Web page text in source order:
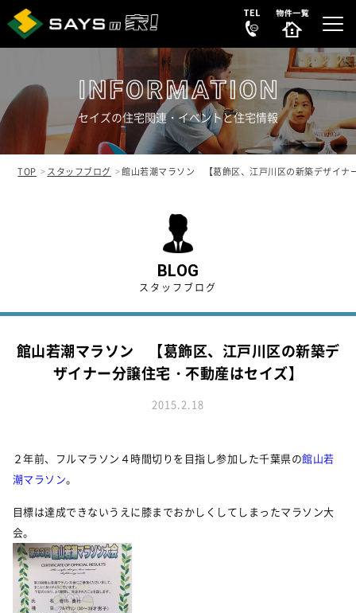
REASON
選ばれる理由
NEW HOUSE
販売中の新築分譲住宅
SECONDHAND
COMPANY
会社案内
お知らせ
新着情報
建築実例
オーナーズボイス
動画ギャラリー
ハウスメイキングラボ
耐震等級3の家づくり
「したまち未来活用」～不動産売却相談室～
プライバシーポリシー
サイトマップ
セイズの住宅関連・イベントと住宅情報
TOP スタッフブログ 館山若潮マラソン 【葛飾区、江戸川区の新築デザイナ
BLOG
スタッフブログ
館山若潮マラソン 【葛飾区、江戸川区の新築デ
ザイナー分譲住宅・不動産はセイズ】
2015.2.18
２年前、フルマラソン４時間切りを目指し参加した千葉県の館山若
潮マラソン。
目標は達成できないうえに膝までおかしくしてしまったマラソン大
会。